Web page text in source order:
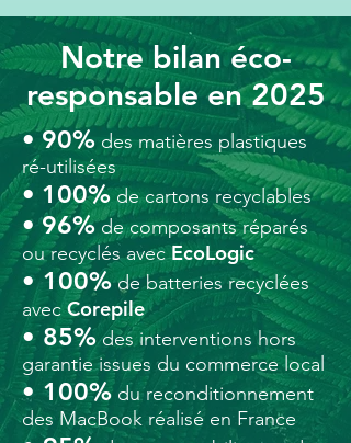
Notre bilan éco-
responsable en 2025
•90% des matières plastiques
ré-utilisées
• 100%decartons recyclables
•96%de composants réparés
ou recyclés avecEcoLogic
• 100%de batteries recyclées
avecCorepile
• 85%des interventions hors
garantie issues du commerce local
• 100%du reconditionnement
des MacBook réalisé en France